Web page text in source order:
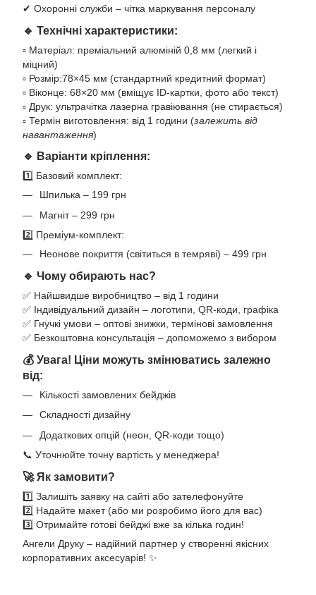
✔ Охоронні служби – чітка маркування персоналу
🔹 Технічні характеристики:
▫️ Матеріал: преміальний алюміній 0,8 мм (легкий і
міцний)
▫️ Розмір:78×45 мм (стандартний кредитний формат)
▫️ Віконце: 68×20 мм (вміщує ID-картки, фото або текст)
▫️ Друк: ультрачітка лазерна гравіювання (не стирається)
▫️ Термін виготовлення: від 1 години (залежить від
навантаження)
🔹 Варіанти кріплення:
1️⃣ Базовий комплект:
Шпилька – 199 грн
Магніт – 299 грн
2️⃣ Преміум-комплект:
Неонове покриття (світиться в темряві) – 499 грн
🔹 Чому обирають нас?
✅ Найшвидше виробництво – від 1 години
✅ Індивідуальний дизайн – логотипи, QR-коди, графіка
✅ Гнучкі умови – оптові знижки, термінові замовлення
✅ Безкоштовна консультація – допоможемо з вибором
💰 Увага! Ціни можуть змінюватись залежно
від:
Кількості замовлених бейджів
Складності дизайну
Додаткових опцій (неон, QR-коди тощо)
📞 Уточнюйте точну вартість у менеджера!
🚀 Як замовити?
1️⃣ Залишіть заявку на сайті або зателефонуйте
2️⃣ Надайте макет (або ми розробимо його для вас)
3️⃣ Отримайте готові бейджі вже за кілька годин!
Ангели Друку – надійний партнер у створенні якісних
корпоративних аксесуарів! ✨